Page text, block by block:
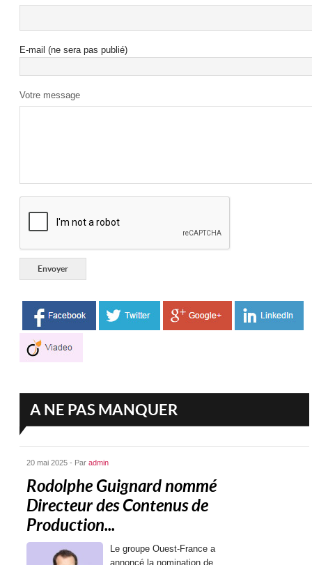
E-mail (ne sera pas publié)
Votre message
A NE PAS MANQUER
20 mai 2025 - Paradmin
Rodolphe Guignard nommé
Directeur des Contenus de
Production...
Le groupe Ouest-France a
annoncé la nomination de